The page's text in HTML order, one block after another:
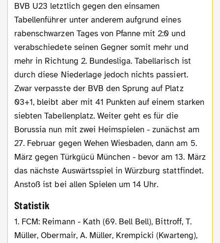
BVB U23 letztlich gegen den einsamen
Tabellenführer unter anderem aufgrund eines
rabenschwarzen Tages von Pfanne mit 2:0 und
verabschiedete seinen Gegner somit mehr und
mehr in Richtung 2. Bundesliga. Tabellarisch ist
durch diese Niederlage jedoch nichts passiert.
Zwar verpasste der BVB den Sprung auf Platz
03+1, bleibt aber mit 41 Punkten auf einem starken
siebten Tabellenplatz. Weiter geht es für die
Borussia nun mit zwei Heimspielen - zunächst am
27. Februar gegen Wehen Wiesbaden, dann am 5.
März gegen Türkgücü München - bevor am 13. März
das nächste Auswärtsspiel in Würzburg stattfindet.
Anstoß ist bei allen Spielen um 14 Uhr.
Statistik
1. FCM: Reimann - Kath (69. Bell Bell), Bittroff, T.
Müller, Obermair, A. Müller, Krempicki (Kwarteng),